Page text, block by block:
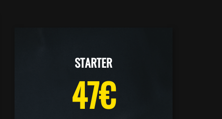
STARTER
47€